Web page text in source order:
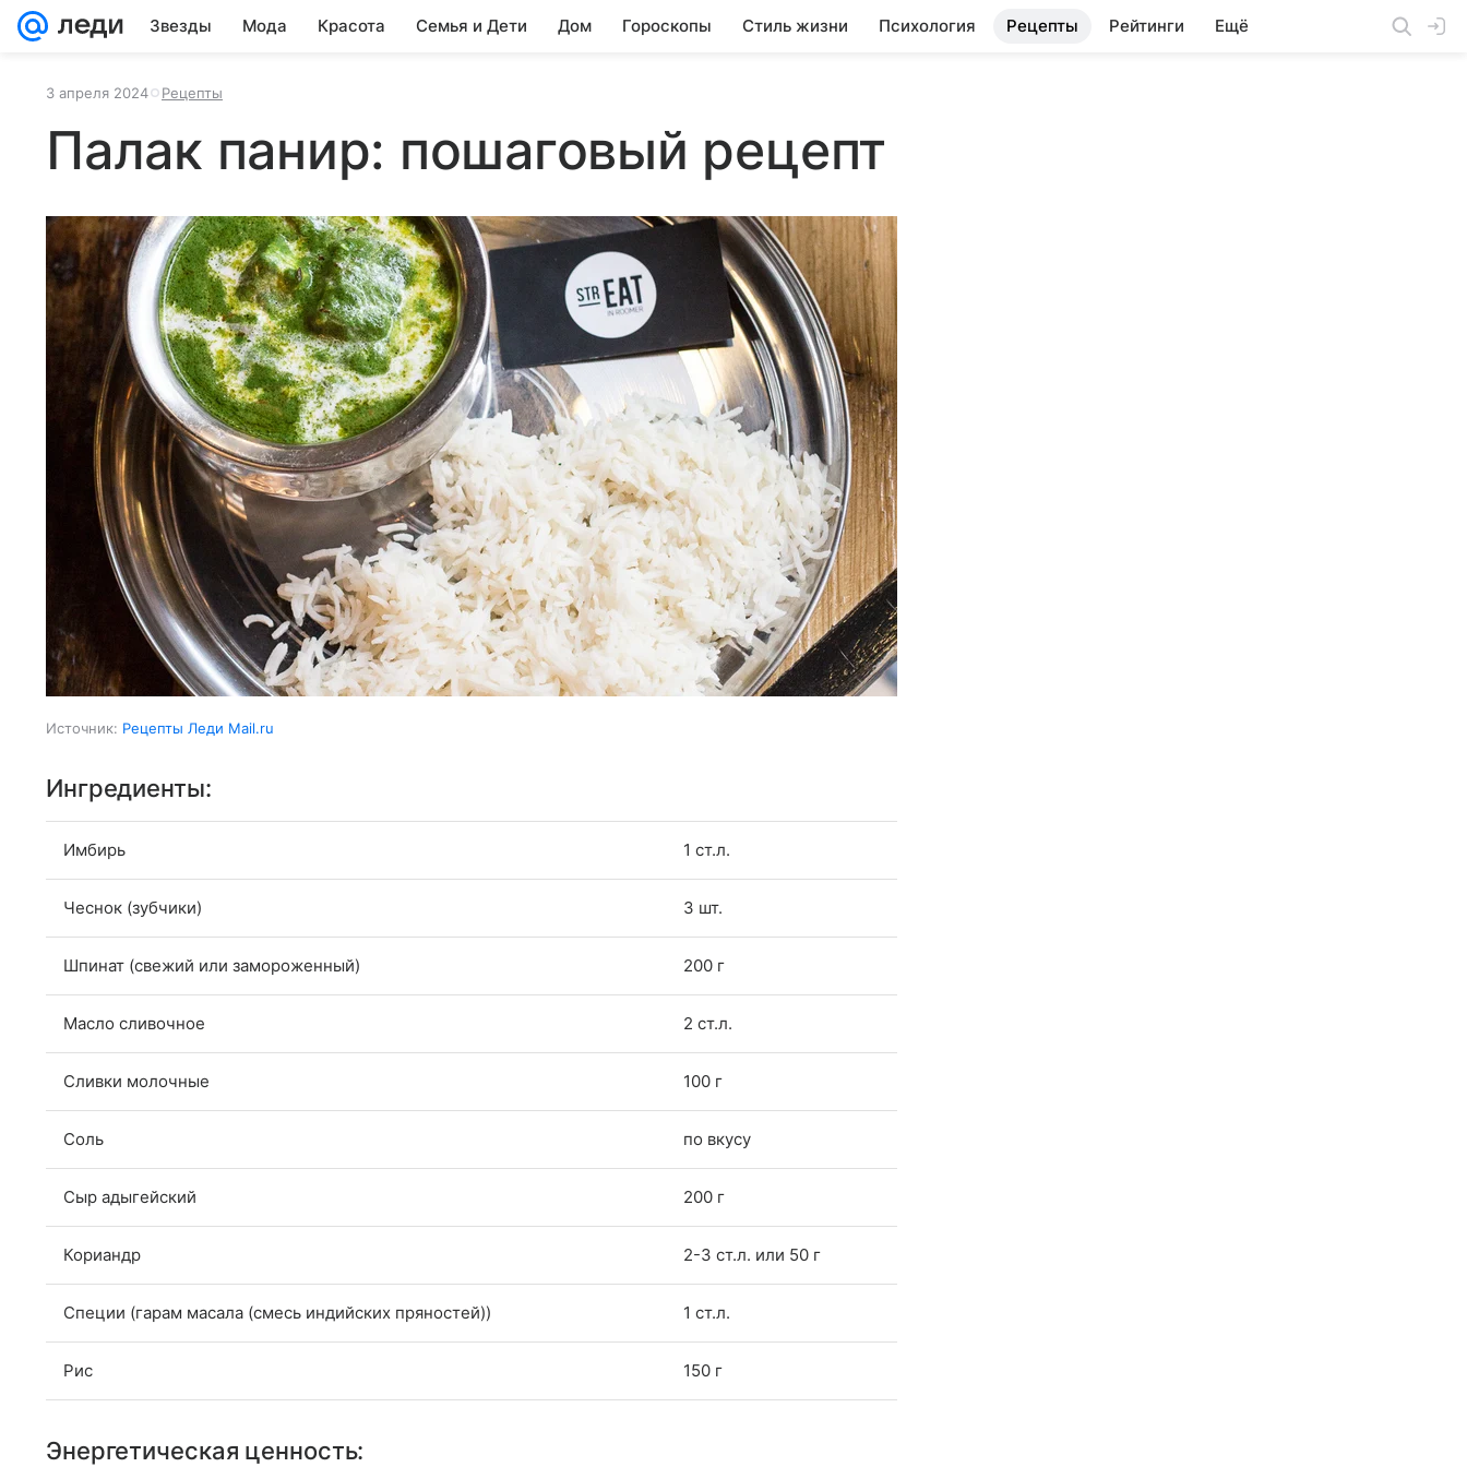
Звезды Мода Красота Семья и Дети Дом Гороскопы Стиль жизни Психология Рецепты Рейтинги Ещё
3 апреля 2024 Рецепты
Палак панир: пошаговый рецепт
Источник: Рецепты Леди Mail.ru
Ингредиенты:
Имбирь 1 ст.л.
Чеснок (зубчики) 3 шт.
Шпинат (свежий или замороженный) 200 г
Масло сливочное 2 ст.л.
Сливки молочные 100 г
Соль по вкусу
Сыр адыгейский 200 г
Кориандр 2-3 ст.л. или 50 г
Специи (гарам масала (смесь индийских пряностей)) 1 ст.л.
Рис 150 г
Энергетическая ценность: